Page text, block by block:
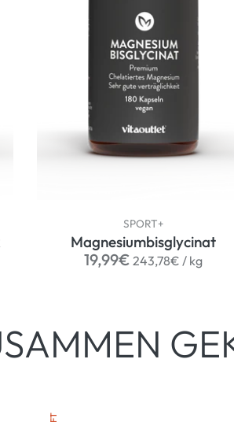
SPORT+
Magnesiumbisglycinat
Normaler
19,99€ 243,78€ / per
kg